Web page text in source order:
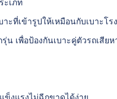
ะเภท
ะที่เข้ารูปให้เหมือนกับเบาะโ
เพื่อป้องกันเบาะคู่ตัวรถเสียห